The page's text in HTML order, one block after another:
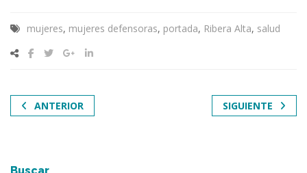
mujeres, mujeres defensoras, portada, Ribera Alta, salud
ANTERIOR SIGUIENTE